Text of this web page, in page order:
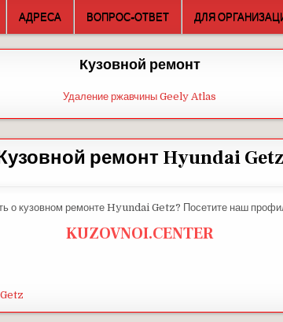
АДРЕСА ВОПРОС-ОТВЕТ ДЛЯ
Кузовной ремонт
Удаление ржавчины Geely Atlas
ремонт Hyundai Getz
о кузовном ремонте Hyundai Getz? Посетите наш
KUZOVNOI.CENTER